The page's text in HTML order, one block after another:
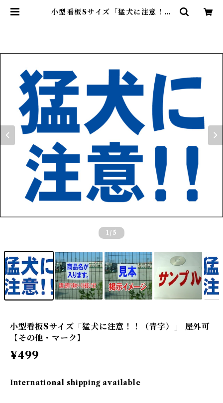
小型看板Sサイズ「猛犬に注意！！
1 /5
小型看板Sサイズ「猛犬に注意！！（青字）」 屋外可
【その他・マーク】
¥499
International shipping available